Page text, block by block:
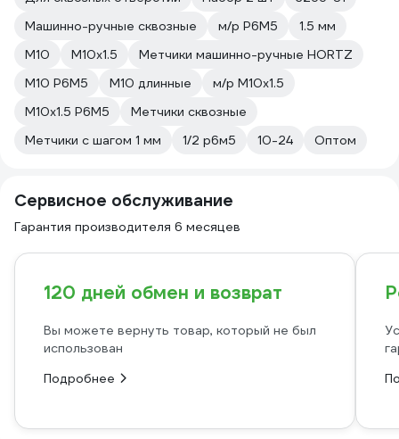
Машинно-ручные сквозные
м/р Р6М5
1.5 мм
М10
М10х1.5
Метчики машинно-ручные HORTZ
М10 Р6М5
М10 длинные
м/р М10х1.5
М10х1.5 Р6М5
Метчики сквозные
Метчики с шагом 1 мм
1/2 р6м5 10-24 Оптом
Сервисное обслуживание
Гарантия производителя 6 месяцев
120 дней обмен и возврат
Вы можете вернуть товар, который не был
использован
Подробнее